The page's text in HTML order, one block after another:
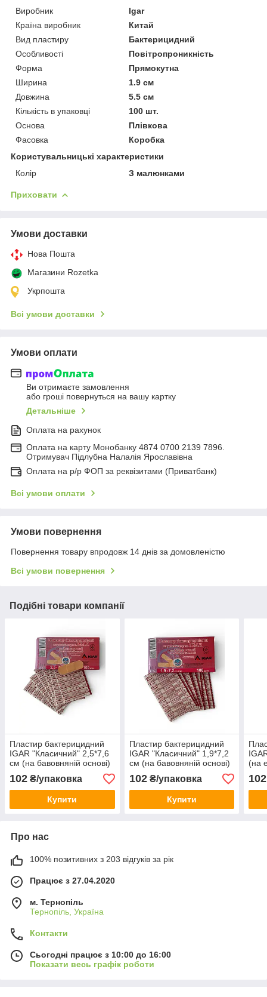
Виробник
Igar
Країна виробник
Китай
Вид пластиру
Бактерицидний
Особливості
Повітропроникність
Форма
Прямокутна
Ширина
1.9 см
Довжина
5.5 см
Кількість в упаковці
100 шт.
Основа
Плівкова
Фасовка
Коробка
Користувальницькі характеристики
Колір
З малюнками
Приховати
Умови доставки
Нова Пошта
Магазини Rozetka
Укрпошта
Всі умови доставки
Умови оплати
Ви отримаєте замовлення
або гроші повернуться на вашу картку
Детальніше
Оплата на рахунок
Оплата на карту Монобанку 4874 0700 2139 7896.
Отримувач Підлубна Налалія Ярославівна
Оплата на р/р ФОП за реквізитами (Приватбанк)
Всі умови оплати
Умови повернення
Повернення товару впродовж 14 днів за домовленістю
Всі умови повернення
Подібні товари компанії
Пластир бактерицидний
IGAR "Класичний" 2,5*7,6
см (на бавовняній основі)
102 ₴/упаковка
Купити
Пластир бактерицидний
IGAR "Класичний" 1,9*7,2
см (на бавовняній основі)
102₴/упаковка
Купити
(на
102
Про нас
100% позитивних з 203 відгуків за рік
Працює з 27.04.2020
м. Тернопіль
Тернопіль, Україна
Контакти
Сьогодні працює з 10:00 до 16:00
Показати весь графік роботи